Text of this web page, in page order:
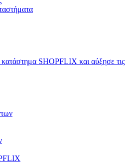
SHOPFLIX και αύξησε τις